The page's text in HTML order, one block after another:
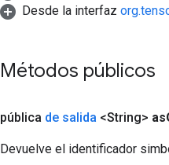
Desde la interfaz
Métodos públicos
pública de salida <String> as
Devuelve el identificador